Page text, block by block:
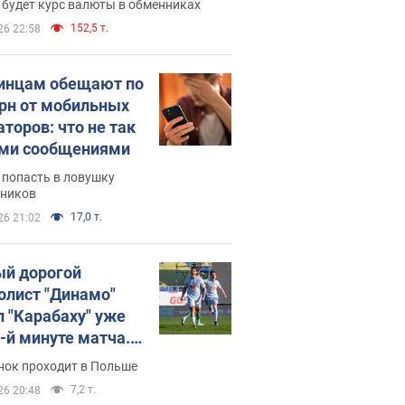
курс валюты в обменниках
22:58 152,5 т.
обещают по
от мобильных
что не так
сообщениями
попасть в ловушку
21:02 17,0 т.
дорогой
"Динамо"
"Карабаху" уже
й минуте матча.
проходит в Польше
20:48 7,2 т.